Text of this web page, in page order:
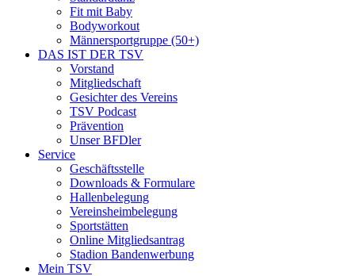
Fit mit Baby
Bodyworkout
Männersportgruppe (50+)
DAS IST DER TSV
Vorstand
Mitgliedschaft
Gesichter des Vereins
TSV Podcast
Prävention
Unser BFDler
Service
Geschäftsstelle
Downloads & Formulare
Hallenbelegung
Vereinsheimbelegung
Sportstätten
Online Mitgliedsantrag
Stadion Bandenwerbung
Mein TSV